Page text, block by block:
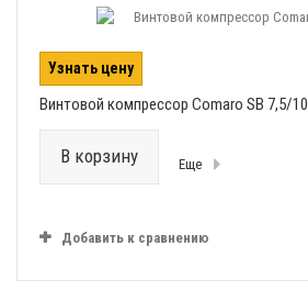
Узнать цену
Винтовой компрессор Comaro SB 7,5/10
В корзину Еще
Добавить к сравнению